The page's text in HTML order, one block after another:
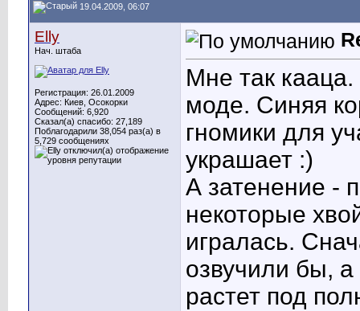
19.04.2009, 06:07
Elly
Нач. штаба
Регистрация: 26.01.2009
Адрес: Киев, Осокорки
Сообщений: 6,920
Сказал(а) спасибо: 27,189
Поблагодарили 38,054 раз(а) в
5,729 сообщениях
Мне так
моде. Синяя
гномики для
украшает :)
А затенение -
некоторые
игралась.
озвучили бы, а
растет под